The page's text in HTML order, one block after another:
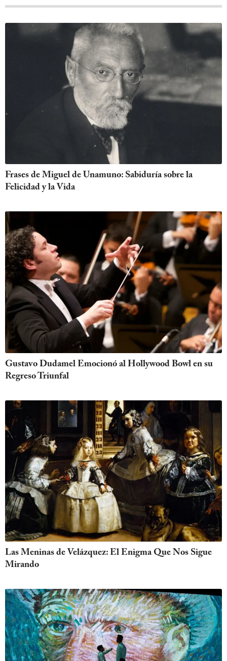
Frases de Miguel de Unamuno: Sabiduría sobre la
Felicidad y la Vida
Gustavo Dudamel Emocionó al Hollywood Bowl en su
Regreso Triunfal
Las Meninas de Velázquez: El Enigma Que Nos Sigue
Mirando